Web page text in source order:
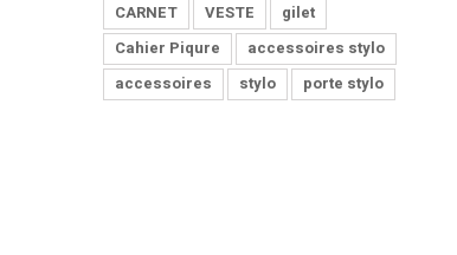
CARNET
VESTE
gilet
Cahier Piqure
accessoires stylo
accessoires
stylo porte stylo